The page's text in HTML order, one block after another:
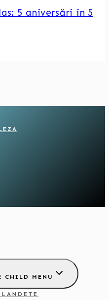
5 aniversări în 5
CHILD MENU